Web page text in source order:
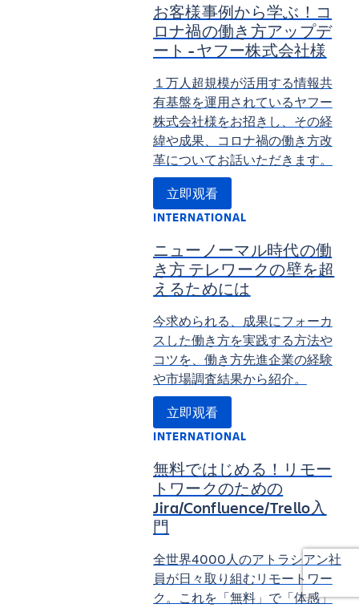
お客様事例から学ぶ！コ
ロナ禍の働き方アップデ
ート - ヤフー株式会社様
１万人超規模が活用する情報共
有基盤を運用されているヤフー
株式会社様をお招きし、その経
緯や成果、コロナ禍の働き方改
革についてお話いただきます。
立即观看
INTERNATIONAL
ニューノーマル時代の働
き方 テレワークの壁を超
えるためには
今求められる、成果にフォーカ
スした働き方を実践する方法や
コツを、働き方先進企業の経験
や市場調査結果から紹介。
立即观看
INTERNATIONAL
無料ではじめる！リモー
トワークのための
Jira/Confluence/Trello入
門
全世界4000人のアトラシアン社
員が日々取り組むリモートワー
ク。これを「無料」で「体感」